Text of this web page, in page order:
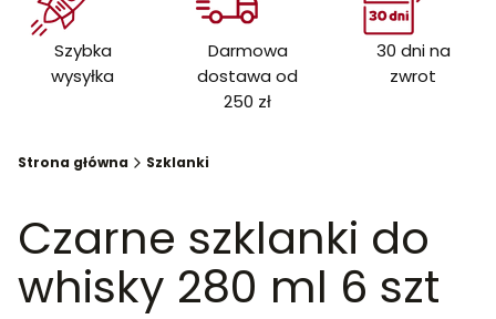
Szybka
wysyłka
Darmowa
dostawa od
250 zł
30 dni na
zwrot
Strona główna Szklanki
Czarne szklanki do
whisky 280 ml 6 szt